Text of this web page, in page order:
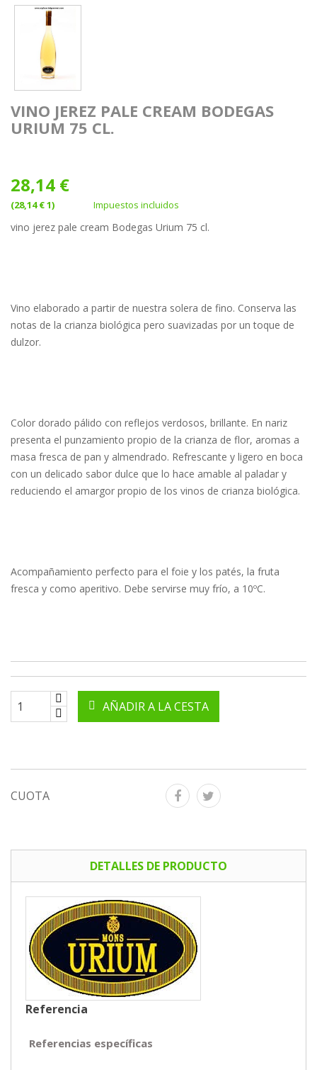
VINO JEREZ PALE CREAM BODEGAS
URIUM 75 CL.
28,14 €
(28,14 € 1) Impuestos incluidos
vino jerez pale cream Bodegas Urium 75 cl.
Vino elaborado a partir de nuestra solera de fino. Conserva las
notas de la crianza biológica pero suavizadas por un toque de
dulzor.
Color dorado pálido con reflejos verdosos, brillante. En nariz
presenta el punzamiento propio de la crianza de flor, aromas a
masa fresca de pan y almendrado. Refrescante y ligero en boca
con un delicado sabor dulce que lo hace amable al paladar y
reduciendo el amargor propio de los vinos de crianza biológica.
Acompañamiento perfecto para el foie y los patés, la fruta
fresca y como aperitivo. Debe servirse muy frío, a 10ºC.
AÑADIR A LA CESTA
CUOTA
DETALLES DE PRODUCTO
Referencia
Referencias específicas